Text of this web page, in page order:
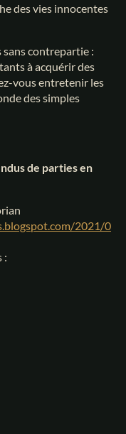
des vies innocentes
contrepartie :
à acquérir des
vous entretenir les
des simples
de parties en
2021/0
: